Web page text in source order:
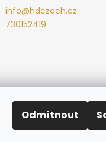
Odmítnout
info@hdczech.cz
730152419
sauny Odstoupení od